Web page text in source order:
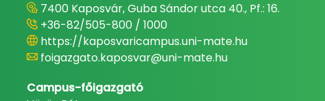
7400 Kaposvár, Guba Sándor utca 40., Pf.: 16.
+36-82/505-800 / 1000
https://kaposvaricampus.uni-mate.hu
foigazgato.kaposvar@uni-mate.hu
Campus-főigazgató